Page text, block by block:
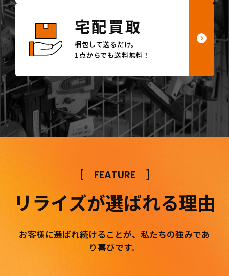
宅配買取
梱包して送るだけ。
1点からでも送料無料！
[ FEATURE ]
リライズが選ばれる理由
お客様に選ばれ続けることが、私たちの強みであ
り喜びです。